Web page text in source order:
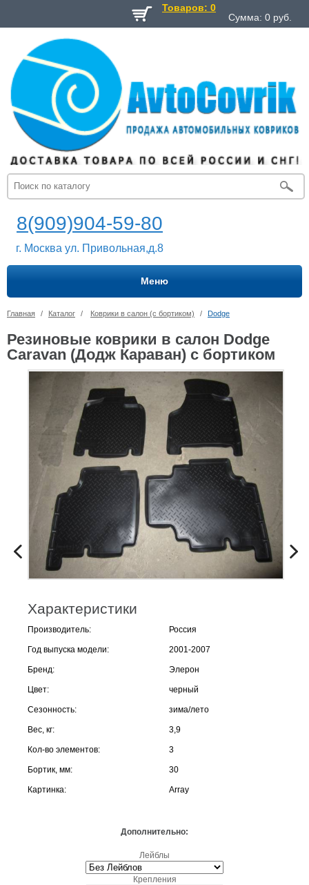
Товаров: 0
Сумма: 0 руб.
8(909)904-59-80
г. Москва ул. Привольная,д.8
Меню
Главная / Каталог / Коврики в салон (с бортиком) / Dodge
Резиновые коврики в салон Dodge
Caravan (Додж Караван) с бортиком
Характеристики
Производитель: Россия
Год выпуска модели: 2001-2007
Бренд: Элерон
Цвет: черный
Сезонность: зима/лето
Вес, кг: 3,9
Кол-во элементов: 3
Бортик, мм: 30
Картинка: Array
Дополнительно:
Лейблы
Крепления